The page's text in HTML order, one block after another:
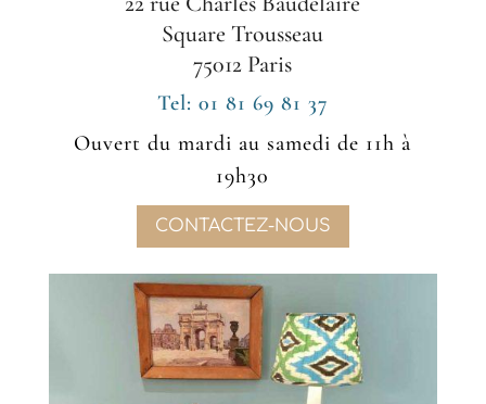
Square Trousseau
75012 Paris
Tel: 01 81 69 81 37
Ouvert du mardi au samedi de 11h à
19h30
CONTACTEZ-NOUS